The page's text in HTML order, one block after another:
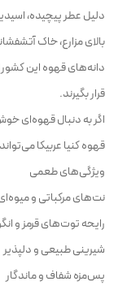
دلیل عطر پیچیده،
بالای مزارع، خاک
دانه‌های قهوه این
قرار بگیرند.
اگر به دنبال قهوه‌ای
قهوه کنیا عربیکا
ویژگی‌های طعمی
نت‌های مرکباتی و
رایحه توت‌های قرمز و
شیرینی طبیعی و دلپذیر
پس‌مزه شفاف و ماندگار